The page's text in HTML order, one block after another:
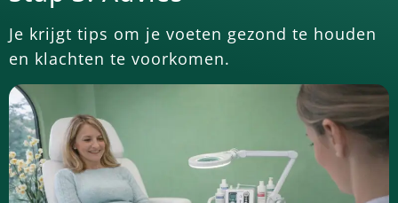
Je krijgt tips om je voeten gezond te houden
en klachten te voorkomen.